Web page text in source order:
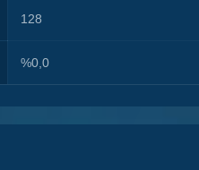
128
%0,0